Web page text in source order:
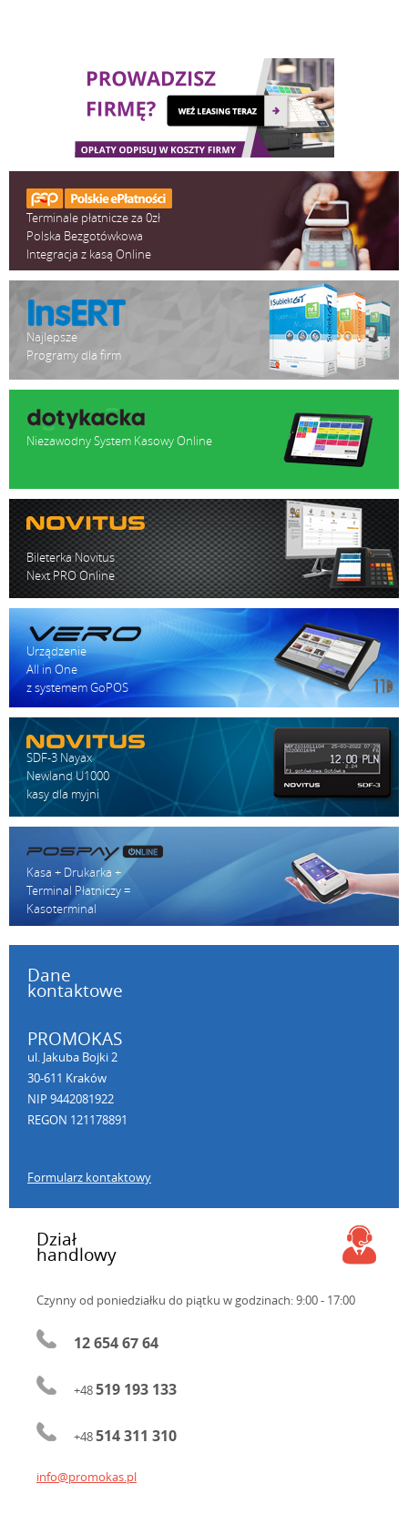
Terminale płatnicze za 0zł
Polska Bezgotówkowa
Integracja z kasą Online
Najlepsze
Programy dla firm
Niezawodny System Kasowy Online
Bileterka Novitus
Next PRO Online
Urządzenie
All in One
z systemem GoPOS
SDF-3 Nayax
Newland U1000
kasy dla myjni
Kasa + Drukarka +
Terminal Płatniczy =
Kasoterminal
Dane
kontaktowe
PROMOKAS
ul. Jakuba Bojki 2
30-611 Kraków
NIP 9442081922
REGON 121178891
Formularz kontaktowy
Dział
handlowy
Czynny od poniedziałku do piątku w godzinach: 9:00 - 17:00
12 654 67 64
+48519 193 133
+48514 311 310
info@promokas.pl